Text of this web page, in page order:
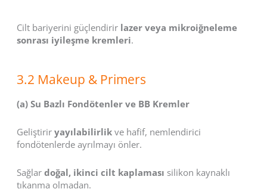
Cilt bariyerini güçlendirir lazer veya mikroiğneleme
sonrası iyileşme kremleri.
3.2 Makeup & Primers
(a) Su Bazlı Fondötenler ve BB Kremler
Geliştirir yayılabilirlikve hafif, nemlendirici
fondötenlerde ayrılmayı önler.
Sağlar doğal, ikinci cilt kaplaması silikon kaynaklı
tıkanma olmadan.